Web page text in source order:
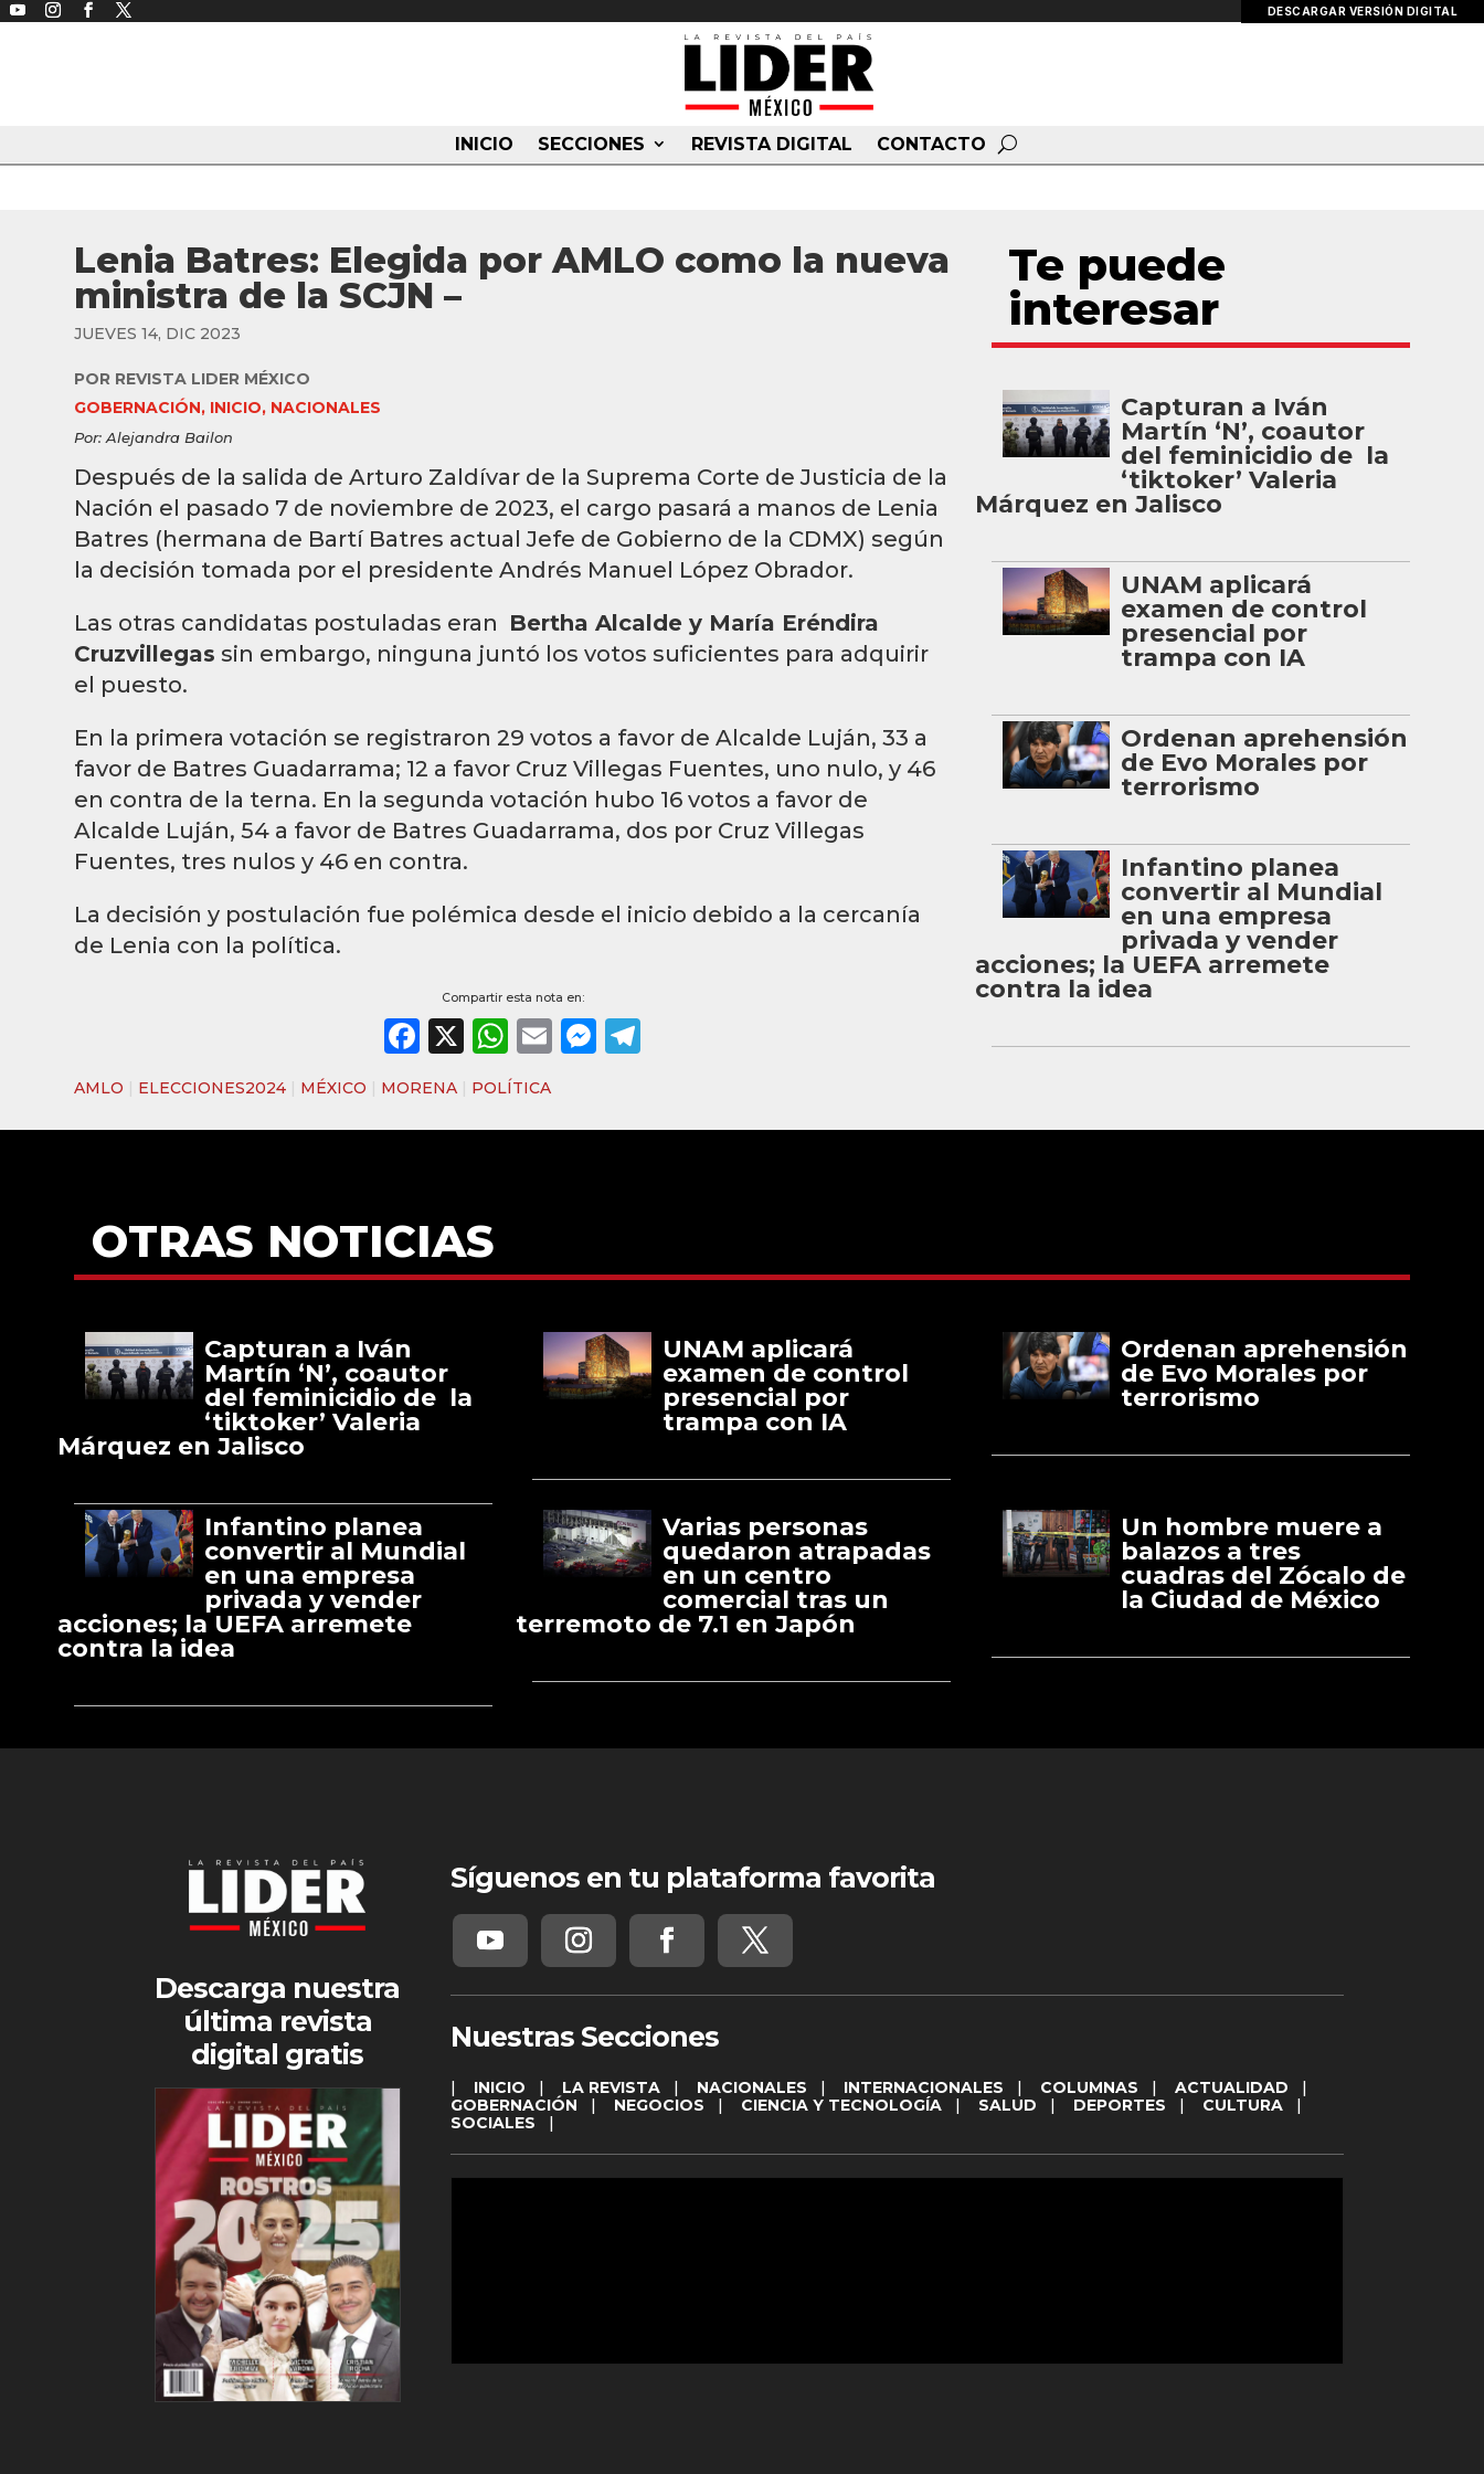
INICIO SECCIONES REVISTA DIGITAL CONTACTO
DESCARGAR VERSIÓN DIGITAL
Lenia Batres: Elegida por AMLO como la nueva
ministra de la SCJN –
JUEVES 14, DIC 2023
POR REVISTA LIDER MÉXICO
GOBERNACIÓN, INICIO, NACIONALES
Por: Alejandra Bailon
Después de la salida de Arturo Zaldívar de la Suprema Corte de Justicia de la
Nación el pasado 7 de noviembre de 2023, el cargo pasará a manos de Lenia
Batres (hermana de Bartí Batres actual Jefe de Gobierno de la CDMX) según
la decisión tomada por el presidente Andrés Manuel López Obrador.
Las otras candidatas postuladas eran Bertha Alcalde y María Eréndira
Cruzvillegas sin embargo, ninguna juntó los votos suficientes para adquirir
el puesto.
En la primera votación se registraron 29 votos a favor de Alcalde Luján, 33 a
favor de Batres Guadarrama; 12 a favor Cruz Villegas Fuentes, uno nulo, y 46
en contra de la terna. En la segunda votación hubo 16 votos a favor de
Alcalde Luján, 54 a favor de Batres Guadarrama, dos por Cruz Villegas
Fuentes, tres nulos y 46 en contra.
La decisión y postulación fue polémica desde el inicio debido a la cercanía
de Lenia con la política.
Compartir esta nota en:
Facebook
X WhatsApp
EmailMessenger
AMLO | ELECCIONES2024 | MÉXICO | MORENA | POLÍTICA
Te puede
interesar
Capturan a Iván
Martín ‘N’, coautor
del feminicidio de la
‘tiktoker’ Valeria
Márquez en Jalisco
UNAM aplicará
examen de control
presencial por
trampa con IA
Ordenan aprehensión
de Evo Morales por
terrorismo
Infantino planea
convertir al Mundial
en una empresa
privada y vender
acciones; la UEFA arremete
contra la idea
OTRAS NOTICIAS
Capturan a Iván
Martín ‘N’, coautor
del feminicidio de la
‘tiktoker’ Valeria
Márquez en Jalisco
UNAM aplicará
examen de control
presencial por
trampa con IA
Ordenan aprehensión
de Evo Morales por
terrorismo
Infantino planea
convertir al Mundial
en una empresa
privada y vender
acciones; la UEFA arremete
contra la idea
Varias personas
quedaron atrapadas
en un centro
comercial tras un
terremoto de 7.1 en Japón
Un hombre muere a
balazos a tres
cuadras del Zócalo de
la Ciudad de México
Descarga nuestra
última revista
digital gratis
Síguenos en tu plataforma favorita
Nuestras Secciones
| INICIO | LA REVISTA| NACIONALES | INTERNACIONALES | COLUMNAS | ACTUALIDAD |
GOBERNACIÓN | NEGOCIOS | CIENCIA Y TECNOLOGÍA| SALUD | DEPORTES | CULTURA|
SOCIALES |